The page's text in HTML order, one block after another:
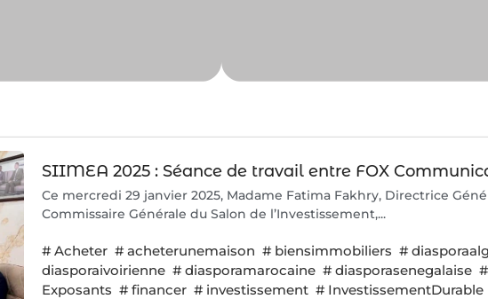
SIIMEA 2025 : Séance de travail entre FOX
Ce mercredi 29 janvier 2025, Madame Fatima Fakhry, Directrice
Commissaire Générale du Salon de l’Investissement,...
# Acheter# acheterunemaison # biensimmobiliers #
diasporaivoirienne# diasporamarocaine# diasporasenegalaise#
Exposants # financer# investissement# InvestissementDurable